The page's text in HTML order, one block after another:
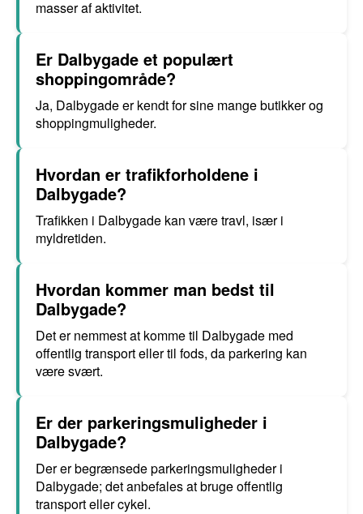
masser af aktivitet.
Er Dalbygade et populært
shoppingområde?
Ja, Dalbygade er kendt for sine mange butikker og
shoppingmuligheder.
Hvordan er trafikforholdene i
Dalbygade?
Trafikken i Dalbygade kan være travl, især i
myldretiden.
Hvordan kommer man bedst til
Dalbygade?
Det er nemmest at komme til Dalbygade med
offentlig transport eller til fods, da parkering kan
være svært.
Er der parkeringsmuligheder i
Dalbygade?
Der er begrænsede parkeringsmuligheder i
Dalbygade; det anbefales at bruge offentlig
transport eller cykel.